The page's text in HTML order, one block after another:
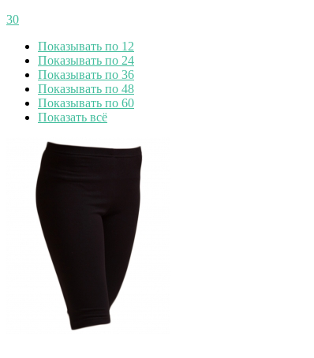
30
Показывать по 12
Показывать по 24
Показывать по 36
Показывать по 48
Показывать по 60
Показать всё